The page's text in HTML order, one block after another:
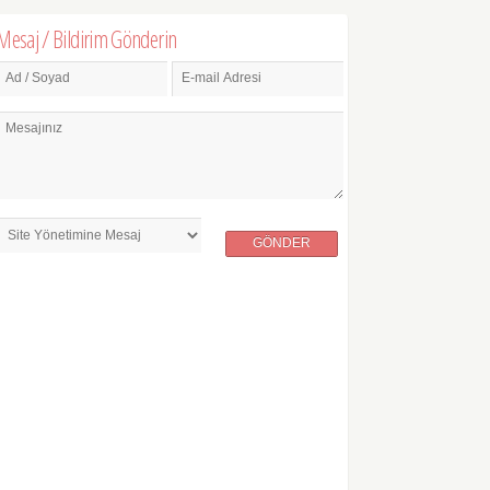
/ Bildirim Gönderin
Ad / Soyad E-mail Adresi
Mesajınız
GÖNDER